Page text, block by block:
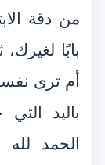
من دقة
بابًا
أم ترى
باليد
الحمد